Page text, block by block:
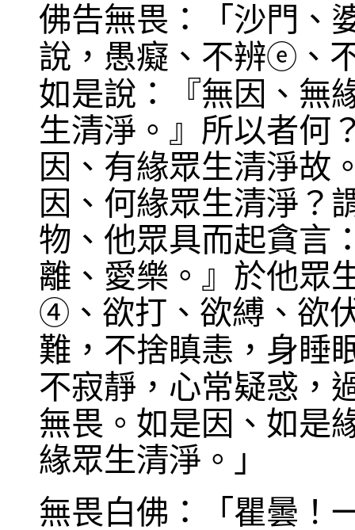
佛告無畏：「沙門、
說，愚癡、不辨ⓔ 、
如是說：『無因、無
生清淨。』所以者何
因、有緣眾生清淨故
因、何緣眾生清淨？
物、他眾具而起貪言
離、愛樂。』於他眾
④ 、欲打、欲縛、欲
難，不捨瞋恚，身睡
不寂靜，心常疑惑，
無畏。如是因、如是
緣眾生清淨。」
無畏白佛：「瞿曇！